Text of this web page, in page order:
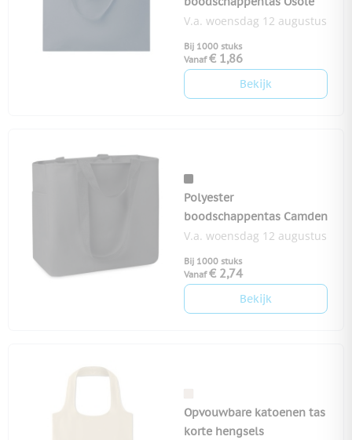
V.a. woensdag 12 augustus
Bij 1000 stuks
Vanaf € 1,86
Bekijk
Polyester
boodschappentas Camden
V.a. woensdag 12 augustus
Bij 1000 stuks
Vanaf € 2,74
Bekijk
Opvouwbare katoenen tas
korte hengsels